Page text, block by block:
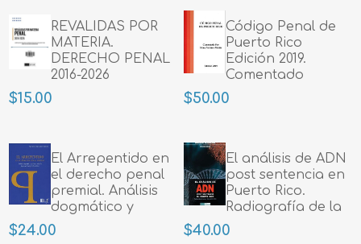
REVALIDAS POR
MATERIA.
DERECHO PENAL
2016-2026
$15.00
Código Penal de
Puerto Rico
Edición 2019.
Comentado
$50.00
El Arrepentido en
el derecho penal
premial. Análisis
dogmático y
práctico
$24.00
El análisis de ADN
post sentencia en
Puerto Rico.
Radiografía de la
Ley Núm. 246-2015
$40.00